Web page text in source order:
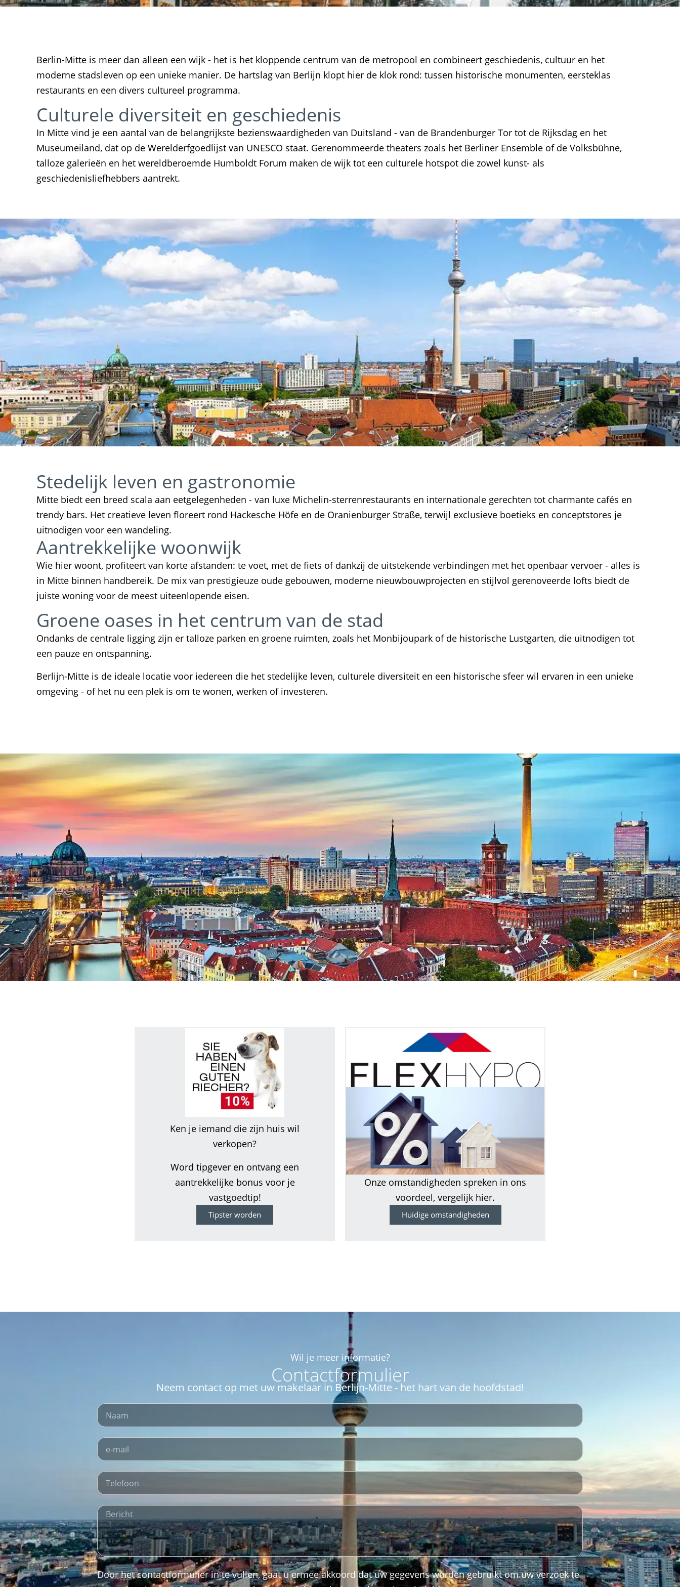
Berlin-Mitte is meer dan alleen een wijk - het is het kloppende centrum van de metropool en combineert geschiedenis, cultuur en het
moderne stadsleven op een unieke manier. De hartslag van Berlijn klopt hier de klok rond: tussen historische monumenten, eersteklas
restaurants en een divers cultureel programma.
Culturele diversiteit en geschiedenis
In Mitte vind je een aantal van de belangrijkste bezienswaardigheden van Duitsland - van de Brandenburger Tor tot de Rijksdag en het
Museumeiland, dat op de Werelderfgoedlijst van UNESCO staat. Gerenommeerde theaters zoals het Berliner Ensemble of de Volksbühne,
talloze galerieën en het wereldberoemde Humboldt Forum maken de wijk tot een culturele hotspot die zowel kunst- als
geschiedenisliefhebbers aantrekt.
Stedelijk leven en gastronomie
Mitte biedt een breed scala aan eetgelegenheden - van luxe Michelin-sterrenrestaurants en internationale gerechten tot charmante cafés en
trendy bars. Het creatieve leven floreert rond Hackesche Höfe en de Oranienburger Straße, terwijl exclusieve boetieks en conceptstores je
uitnodigen voor een wandeling.
Aantrekkelijke woonwijk
Wie hier woont, profiteert van korte afstanden: te voet, met de fiets of dankzij de uitstekende verbindingen met het openbaar vervoer - alles is
in Mitte binnen handbereik. De mix van prestigieuze oude gebouwen, moderne nieuwbouwprojecten en stijlvol gerenoveerde lofts biedt de
juiste woning voor de meest uiteenlopende eisen.
Groene oases in het centrum van de stad
Ondanks de centrale ligging zijn er talloze parken en groene ruimten, zoals het Monbijoupark of de historische Lustgarten, die uitnodigen tot
een pauze en ontspanning.
Berlijn-Mitte is de ideale locatie voor iedereen die het stedelijke leven, culturele diversiteit en een historische sfeer wil ervaren in een unieke
omgeving - of het nu een plek is om te wonen, werken of investeren.
Ken je iemand die zijn huis wil
verkopen?
Word tipgever en ontvang een
aantrekkelijke bonus voor je
vastgoedtip!
Tipster worden
Onze omstandigheden spreken in ons
voordeel, vergelijk hier.
Huidige omstandigheden
Wil je meer informatie?
Contactformulier
Neem contact op met uw makelaar in Berlijn-Mitte - het hart van de hoofdstad!
Door het contactformulier in te vullen, gaat u ermee akkoord dat uw gegevens worden gebruikt om uw verzoek te